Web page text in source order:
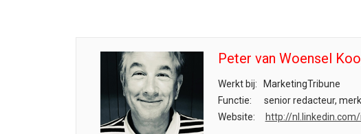
Peter van Woensel
Werkt bij:
MarketingTribune
Functie:
senior redacteur,
Website:
http://